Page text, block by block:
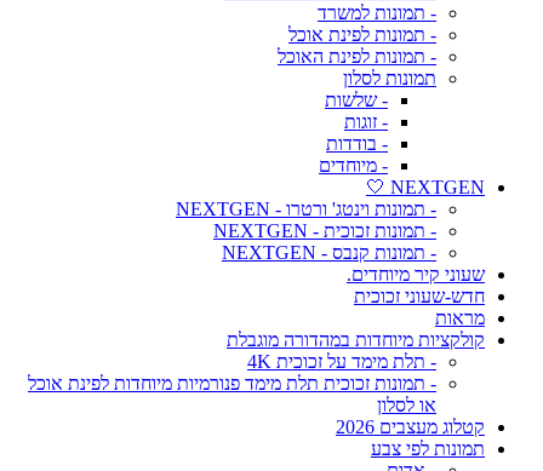
- תמונות למשרד
- תמונות לפינת אוכל
- תמונות לפינת האוכל
תמונות לסלון
- שלשות
- זוגות
- בודדות
- מיוחדים
NEXTGEN 🤍
- תמונות וינטג' ורטרו - NEXTGEN
- תמונות זכוכית - NEXTGEN
- תמונות קנבס - NEXTGEN
שעוני קיר מיוחדים.
חדש-שעוני זכוכית
מראות
קולקציות מיוחדות במהדורה מוגבלת
- תלת מימד על זכוכית 4K
- תמונות זכוכית תלת מימד פנורמיות מיוחדות לפינת אוכל
או לסלון
קטלוג מעצבים 2026
תמונות לפי צבע